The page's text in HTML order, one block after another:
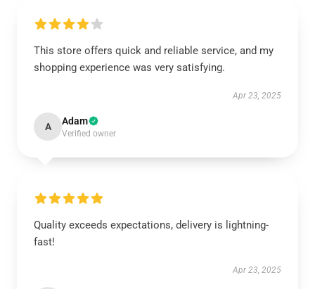
This store offers quick and reliable service, and my
shopping experience was very satisfying.
Apr 23, 2025
A Adam
Verified owner
Quality exceeds expectations, delivery is lightning-
fast!
Apr 23, 2025